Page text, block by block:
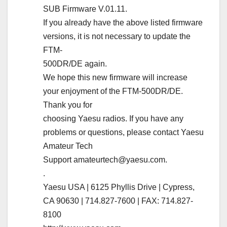
SUB Firmware V.01.11.
If you already have the above listed firmware
versions, it is not necessary to update the
FTM-
500DR/DE again.
We hope this new firmware will increase
your enjoyment of the FTM-500DR/DE.
Thank you for
choosing Yaesu radios. If you have any
problems or questions, please contact Yaesu
Amateur Tech
Support amateurtech@yaesu.com.
.
Yaesu USA | 6125 Phyllis Drive | Cypress,
CA 90630 | 714.827-7600 | FAX: 714.827-
8100